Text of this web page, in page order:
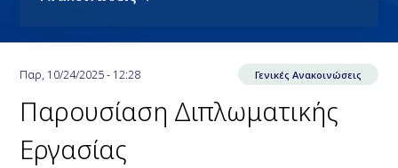
Παρ, 10/24/2025 - 12:28 Γενικές Ανακοινώσεις
Παρουσίαση Διπλωματικής
Εργασίας